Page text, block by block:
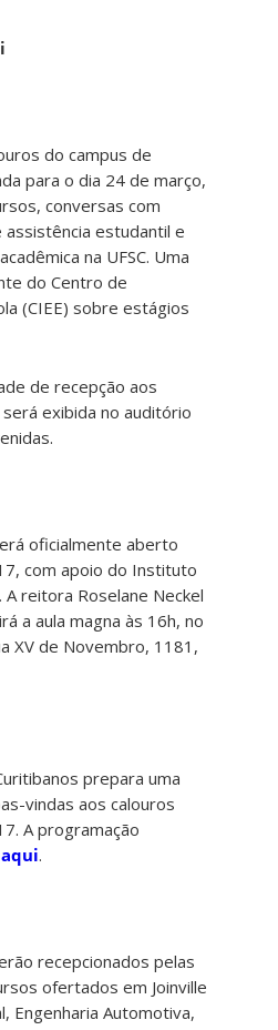
do campus de
para o dia 24 de março,
conversas com
estudantil e
na UFSC. Uma
do Centro de
(CIEE) sobre estágios
de recepção aos
exibida no auditório
oficialmente aberto
com apoio do Instituto
A reitora Roselane Neckel
a aula magna às 16h, no
XV de Novembro, 1181,
prepara uma
vindas aos calouros
A programação
aqui.
recepcionados pelas
ofertados em Joinville
Engenharia Automotiva,